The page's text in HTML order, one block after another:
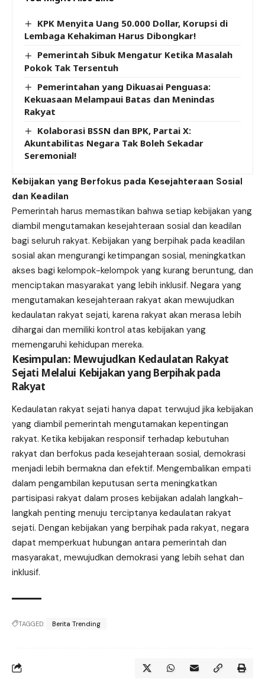
KPK Menyita Uang 50.000 Dollar, Korupsi di
Lembaga Kehakiman Harus Dibongkar!
Pemerintah Sibuk Mengatur Ketika Masalah
Pokok Tak Tersentuh
Pemerintahan yang Dikuasai Penguasa:
Kekuasaan Melampaui Batas dan Menindas
Rakyat
Kolaborasi BSSN dan BPK, Partai X:
Akuntabilitas Negara Tak Boleh Sekadar
Seremonial!
Kebijakan yang Berfokus pada Kesejahteraan Sosial
dan Keadilan
Pemerintah harus memastikan bahwa setiap kebijakan yang
diambil mengutamakan kesejahteraan sosial dan keadilan
bagi seluruh rakyat. Kebijakan yang berpihak pada keadilan
sosial akan mengurangi ketimpangan sosial, meningkatkan
akses bagi kelompok-kelompok yang kurang beruntung, dan
menciptakan masyarakat yang lebih inklusif. Negara yang
mengutamakan kesejahteraan rakyat akan mewujudkan
kedaulatan rakyat sejati, karena rakyat akan merasa lebih
dihargai dan memiliki kontrol atas kebijakan yang
memengaruhi kehidupan mereka.
Kesimpulan: Mewujudkan Kedaulatan Rakyat
Sejati Melalui Kebijakan yang Berpihak pada
Rakyat
Kedaulatan rakyat sejati hanya dapat terwujud jika kebijakan
yang diambil pemerintah mengutamakan kepentingan
rakyat. Ketika kebijakan responsif terhadap kebutuhan
rakyat dan berfokus pada kesejahteraan sosial, demokrasi
menjadi lebih bermakna dan efektif. Mengembalikan empati
dalam pengambilan keputusan serta meningkatkan
partisipasi rakyat dalam proses kebijakan adalah langkah-
langkah penting menuju terciptanya kedaulatan rakyat
sejati. Dengan kebijakan yang berpihak pada rakyat, negara
dapat memperkuat hubungan antara pemerintah dan
masyarakat, mewujudkan demokrasi yang lebih sehat dan
inklusif.
TAGGED: Berita Trending